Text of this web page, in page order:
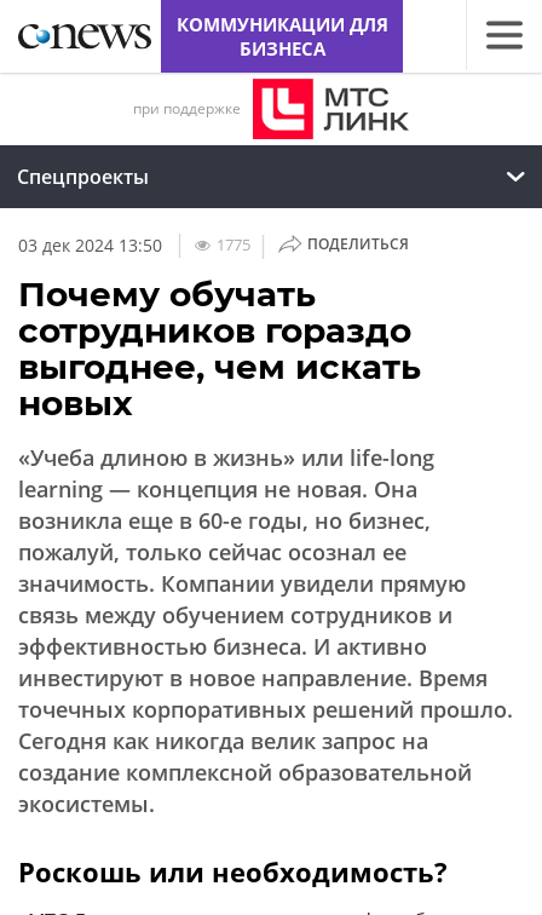
КОММУНИКАЦИИ ДЛЯ
БИЗНЕСА
при поддержке
Спецпроекты
03 дек 2024 13:50 | 1775 | ПОДЕЛИТЬСЯ
Почему обучать
сотрудников гораздо
выгоднее, чем искать
новых
«Учеба длиною в жизнь» или life-long
learning — концепция не новая. Она
возникла еще в 60-е годы, но бизнес,
пожалуй, только сейчас осознал ее
значимость. Компании увидели прямую
связь между обучением сотрудников и
эффективностью бизнеса. И активно
инвестируют в новое направление. Время
точечных корпоративных решений прошло.
Сегодня как никогда велик запрос на
создание комплексной образовательной
экосистемы.
Роскошь или необходимость?